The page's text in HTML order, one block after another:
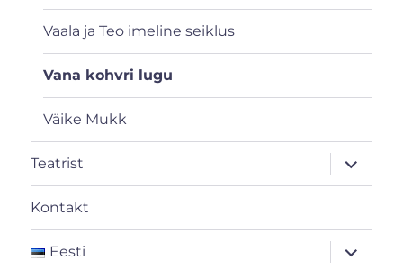
Vaala ja Teo imeline seiklus
Vana kohvri lugu
Väike Mukk
Teatrist
laienda
Kontakt
Eesti
laienda